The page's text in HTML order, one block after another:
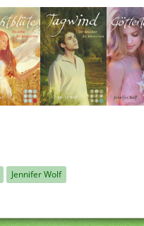
Jennifer Wolf